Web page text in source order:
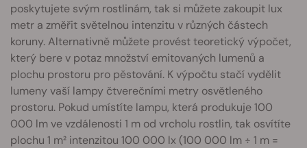
poskytujete svým rostlinám, tak si můžete zakoupit lux
metr a změřit světelnou intenzitu v různých částech
koruny. Alternativně můžete provést teoretický výpočet,
který bere v potaz množství emitovaných lumenů a
plochu prostoru pro pěstování. K výpočtu stačí vydělit
lumeny vaší lampy čtverečními metry osvětleného
prostoru. Pokud umístíte lampu, která produkuje 100
000 lm ve vzdálenosti 1 m od vrcholu rostlin, tak osvítíte
plochu 1 m² intenzitou 100 000 lx (100 000 lm ÷ 1 m =